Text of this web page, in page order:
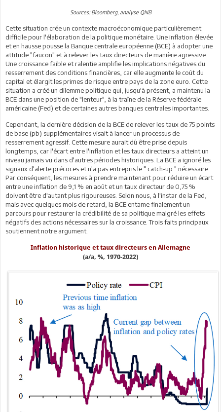
Sources: Bloomberg, analyse QNB
Cette situation crée un contexte macroéconomique particulièrement
difficile pour l'élaboration de la politique monétaire. Une inflation élevée
et en hausse pousse la Banque centrale européenne (BCE) à adopter une
attitude "faucon" et à relever les taux directeurs de manière agressive.
Une croissance faible et ralentie amplifie les implications négatives du
resserrement des conditions financières, car elle augmente le coût du
capital et élargit les primes de risque entre pays de la zone euro. Cette
situation a créé un dilemme politique qui, jusqu'à présent, a maintenu la
BCE dans une position de "lenteur", à la traîne de la Réserve fédérale
américaine (Fed) et de certaines autres banques centrales importantes.
Cependant, la dernière décision de la BCE de relever les taux de 75 points
de base (pb) supplémentaires visait à lancer un processus de
resserrement agressif. Cette mesure aurait dû être prise depuis
longtemps, car l'écart entre l'inflation et les taux directeurs a atteint un
niveau jamais vu dans d'autres périodes historiques. La BCE a ignoré les
signaux d'alerte précoces et n'a pas entrepris le " catch-up " nécessaire.
Par conséquent, les mesures à prendre maintenant pour réduire un écart
entre une inflation de 9,1 % en août et un taux directeur de 0,75 %
doivent être d'autant plus rigoureuses. Selon nous, à l'instar de la Fed,
mais avec quelques mois de retard, la BCE entame finalement un
parcours pour restaurer la crédibilité de sa politique malgré les effets
négatifs des actions nécessaires sur la croissance. Trois faits principaux
soutiennent notre argument.
Inflation historique et taux directeurs en Allemagne
(a/a, %, 1970-2022)